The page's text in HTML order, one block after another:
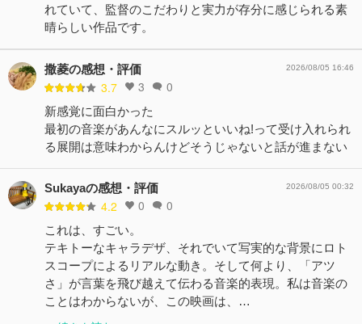
れていて、監督のこだわりと実力が存分に感じられる素
晴らしい作品です。
撒菱の感想・評価
3.7 3 0
2026/08/05 16:46
新感覚に面白かった
最初の音楽があんなにスルッといいね!って受け入れられ
る展開は意味わからんけどそうじゃないと話が進まない
Sukayaの感想・評価
4.2 0 0
2026/08/05 00:32
これは、すごい。
テキトーなキャラデザ、それでいて写実的な背景にロト
スコープによるリアルな動き。そして何より、「アツ
さ」が言葉を飛び越えて伝わる音楽的表現。私は音楽の
ことはわからないが、この映画は、…